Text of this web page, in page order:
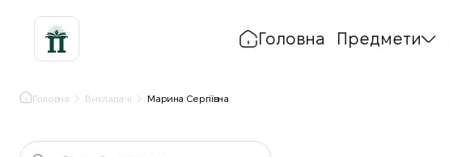
Головна Предмети
Головна Викладачі Марина Сергіївна